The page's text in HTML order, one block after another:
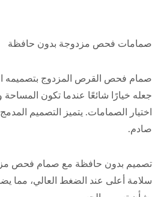
صمامات فحص مزدوجة بدون حافظة
صمام فحص القرص المزدوج بتصميمه
جعله خيارًا شائعًا عندما تكون
اختيار الصمامات. يتميز التصميم
صادم.
تصميم بدون حافظة مع صمام فحص
سلامة أعلى عند الضغط العالي، مما